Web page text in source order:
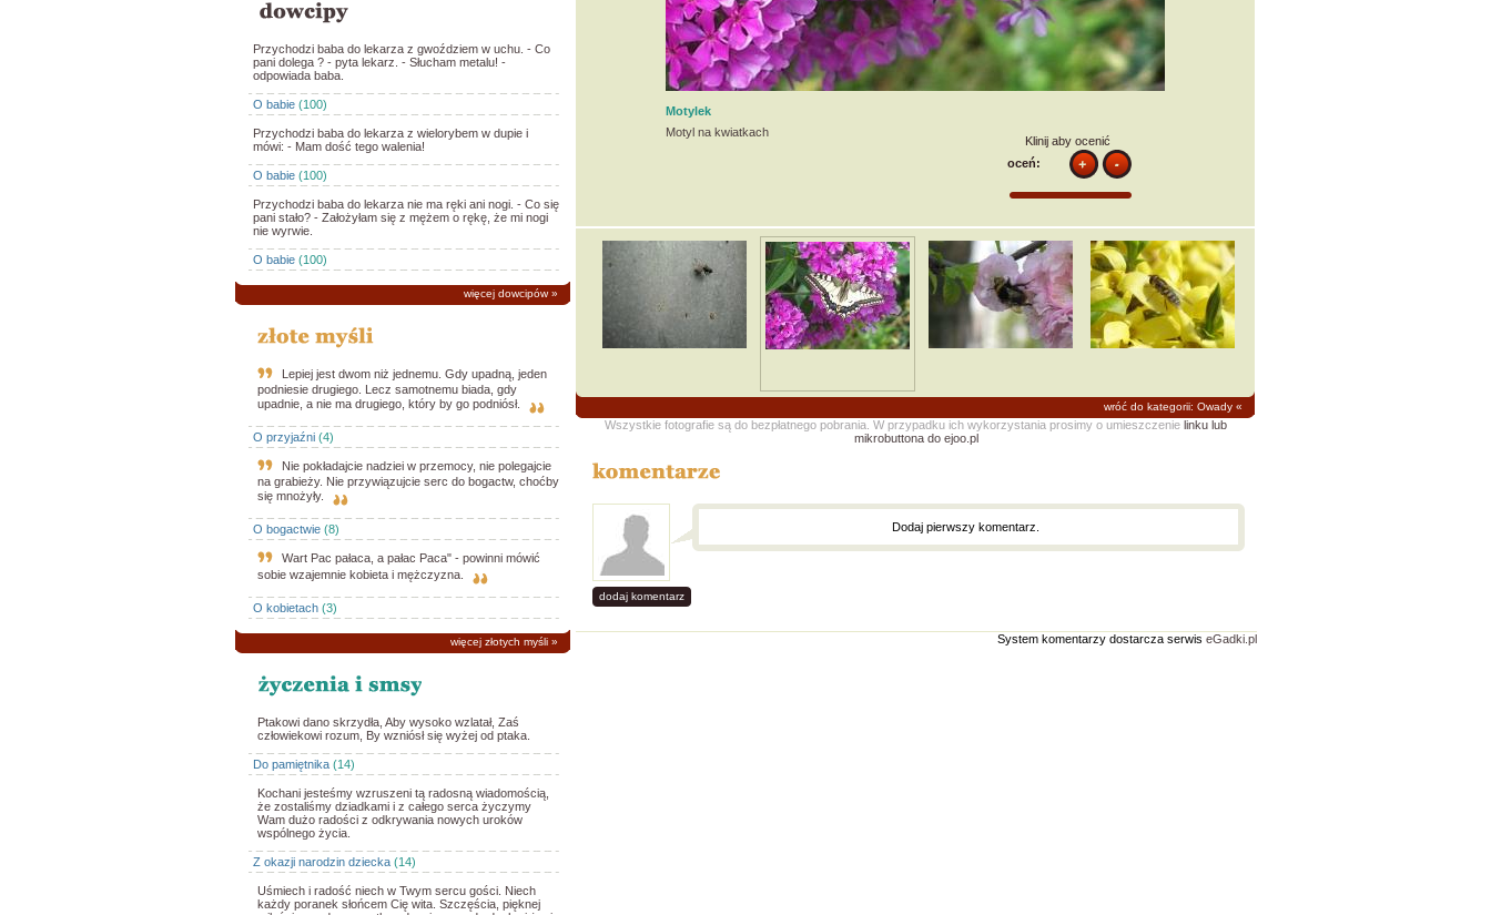
Przychodzi baba do lekarza z gwoździem w uchu. - Co
pani dolega ? - pyta lekarz. - Słucham metalu! -
odpowiada baba.
O babie(100)
Przychodzi baba do lekarza z wielorybem w dupie i
mówi: - Mam dość tego walenia!
O babie(100)
Przychodzi baba do lekarza nie ma ręki ani nogi. - Co się
pani stało? - Założyłam się z mężem o rękę, że mi nogi
nie wyrwie.
O babie(100)
więcej dowcipów»
Lepiej jest dwom niż jednemu. Gdy upadną, jeden
podniesie drugiego. Lecz samotnemu biada, gdy
upadnie, a nie ma drugiego, który by go podniósł.
O przyjaźni(4)
Nie pokładajcie nadziei w przemocy, nie polegajcie
na grabieży. Nie przywiązujcie serc do bogactw, choćby
się mnożyły.
O bogactwie(8)
Wart Pac pałaca, a pałac Paca" - powinni mówić
sobie wzajemnie kobieta i mężczyzna.
O kobietach(3)
więcej złotych myśli»
Ptakowi dano skrzydła, Aby wysoko wzlatał, Zaś
człowiekowi rozum, By wzniósł się wyżej od ptaka.
Do pamiętnika(14)
Kochani jesteśmy wzruszeni tą radosną wiadomością,
że zostaliśmy dziadkami i z całego serca życzymy
Wam dużo radości z odkrywania nowych uroków
wspólnego życia.
Z okazji narodzin dziecka(14)
Uśmiech i radość niech w Twym sercu gości. Niech
każdy poranek słońcem Cię wita. Szczęścia, pięknej
Motylek
Motyl na kwiatkach
Klinij aby ocenić
oceń:
wróć do kategorii: Owady«
Wszystkie fotografie są do bezpłatnego pobrania. W przypadku ich wykorzystania prosimy o umieszczenie linku lub
mikrobuttona do ejoo.pl
Dodaj pierwszy komentarz.
dodaj komentarz
System komentarzy dostarcza serwis eGadki.pl